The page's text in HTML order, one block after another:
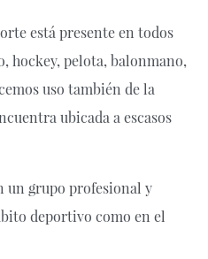
está presente en todos
hockey, pelota, balonmano,
uso también de la
ubicada a escasos
un grupo profesional y
deportivo como en el